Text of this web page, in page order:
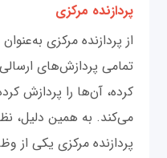
پردازنده مرکزی
از پردازنده مرکزی
تمامی پردازش‌های
کرده، آن‌ها را پردازش
می‌کند. به همین دلیل،
پردازنده مرکزی یکی از